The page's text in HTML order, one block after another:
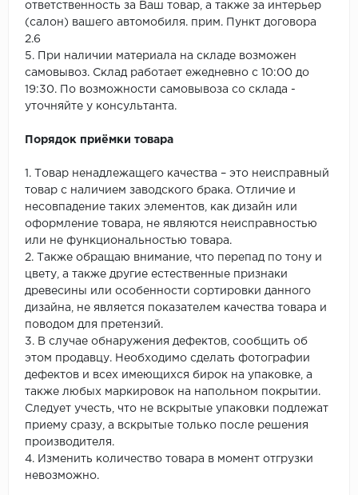
ответственность за Ваш товар, а также за интерьер
(салон) вашего автомобиля. прим. Пункт договора
2.6
5. При наличии материала на складе возможен
самовывоз. Склад работает ежедневно с 10:00 до
19:30. По возможности самовывоза со склада -
уточняйте у консультанта.
Порядок приёмки товара
1. Товар ненадлежащего качества – это неисправный
товар с наличием заводского брака. Отличие и
несовпадение таких элементов, как дизайн или
оформление товара, не являются неисправностью
или не функциональностью товара.
2. Также обращаю внимание, что перепад по тону и
цвету, а также другие естественные признаки
древесины или особенности сортировки данного
дизайна, не является показателем качества товара и
поводом для претензий.
3. В случае обнаружения дефектов, сообщить об
этом продавцу. Необходимо сделать фотографии
дефектов и всех имеющихся бирок на упаковке, а
также любых маркировок на напольном покрытии.
Следует учесть, что не вскрытые упаковки подлежат
приему сразу, а вскрытые только после решения
производителя.
4. Изменить количество товара в момент отгрузки
невозможно.